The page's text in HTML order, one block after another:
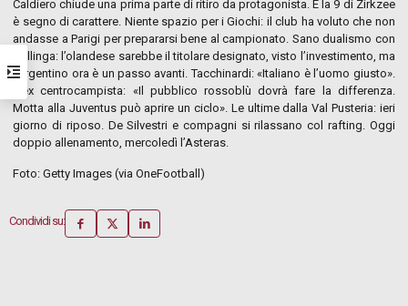
Caldiero chiude una prima parte di ritiro da protagonista. E la 9 di Zirkzee
è segno di carattere. Niente spazio per i Giochi: il club ha voluto che non
andasse a Parigi per prepararsi bene al campionato. Sano dualismo con
Dallinga: l’olandese sarebbe il titolare designato, visto l’investimento, ma
l’argentino ora è un passo avanti. Tacchinardi: «Italiano è l’uomo giusto».
L’ex centrocampista: «Il pubblico rossoblù dovrà fare la differenza.
Motta alla Juventus può aprire un ciclo». Le ultime dalla Val Pusteria: ieri
giorno di riposo. De Silvestri e compagni si rilassano col rafting. Oggi
doppio allenamento, mercoledì l’Asteras.
Foto: Getty Images (via OneFootball)
Condividi su: